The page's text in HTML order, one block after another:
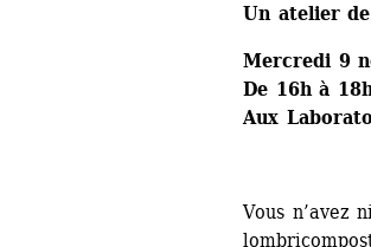
Un atelier
Mercredi 9
De 16h à
Aux
Vous n’avez